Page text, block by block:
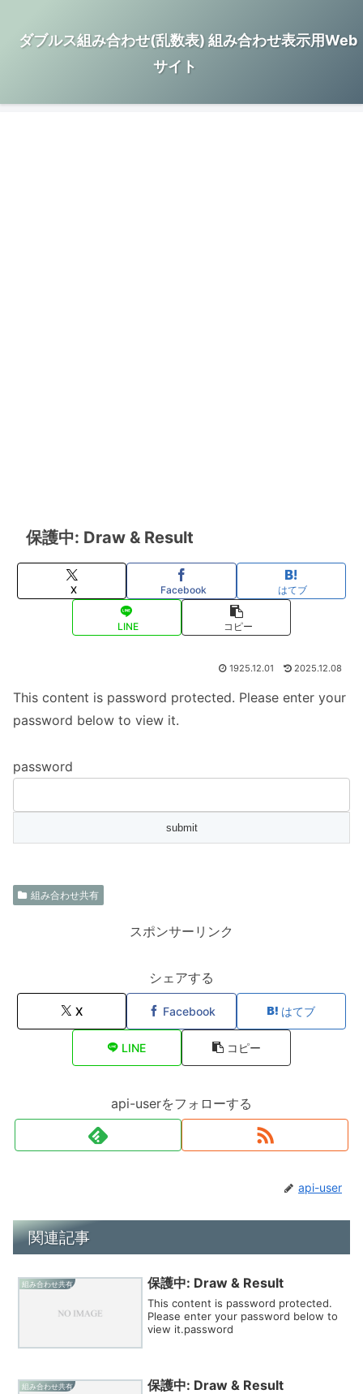
ダブルス組み合わせ(乱数表) 組み合わせ表示用Web
サイト
保護中: Draw & Result
X Facebook はてブ
LINE コピー
1925.12.01 2025.12.08
This content is password protected. Please enter your
password below to view it.
password
組み合わせ共有
スポンサーリンク
シェアする
X Facebook はてブ
LINE コピー
api-userをフォローする
api-user
関連記事
組み合わせ共有 保護中: Draw & Result
This content is password protected.
Please enter your password below to
view it.password
組み合わせ共有 保護中: Draw & Result